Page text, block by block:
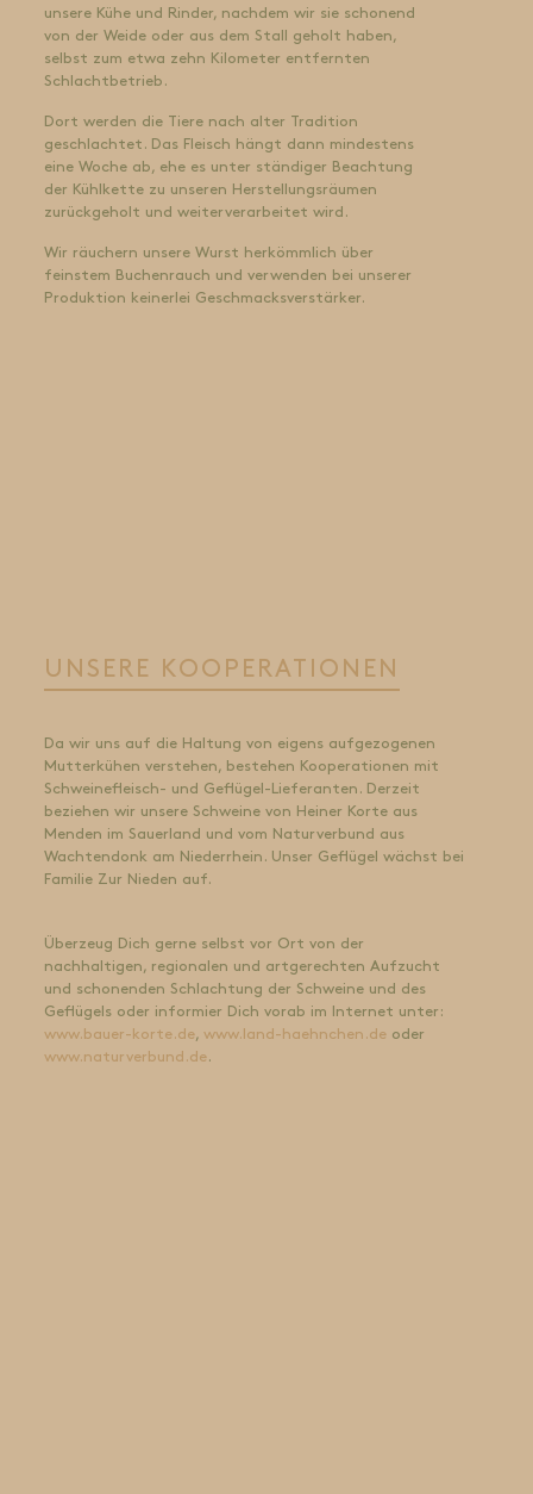
unsere Kühe und Rinder, nachdem wir sie schonend
von der Weide oder aus dem Stall geholt haben,
selbst zum etwa zehn Kilometer entfernten
Schlachtbetrieb.
Dort werden die Tiere nach alter Tradition
geschlachtet. Das Fleisch hängt dann mindestens
eine Woche ab, ehe es unter ständiger Beachtung
der Kühlkette zu unseren Herstellungsräumen
zurückgeholt und weiterverarbeitet wird.
Wir räuchern unsere Wurst herkömmlich über
feinstem Buchenrauch und verwenden bei unserer
Produktion keinerlei Geschmacksverstärker.
UNSERE KOOPERATIONEN
Da wir uns auf die Haltung von eigens aufgezogenen
Mutterkühen verstehen, bestehen Kooperationen mit
Schweinefleisch- und Geflügel-Lieferanten. Derzeit
beziehen wir unsere Schweine von Heiner Korte aus
Menden im Sauerland und vom Naturverbund aus
Wachtendonk am Niederrhein. Unser Geflügel wächst bei
Familie Zur Nieden auf.
Überzeug Dich gerne selbst vor Ort von der
nachhaltigen, regionalen und artgerechten Aufzucht
und schonenden Schlachtung der Schweine und des
Geflügels oder informier Dich vorab im Internet unter:
www.bauer-korte.de, www.land-haehnchen.deoder
www.naturverbund.de.